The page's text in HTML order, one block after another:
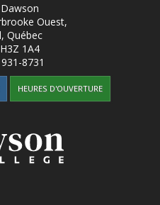
Ouest,
Québec
H3Z 1A4
8731
HEURES D'OUVERTURE